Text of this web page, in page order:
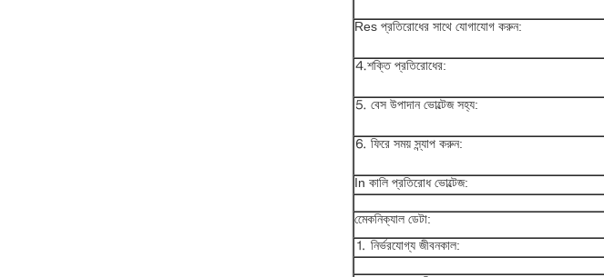
Res প্রতিরোধের সাথে যোগাযোগ করুন:
⒋শক্তি প্রতিরোধের:
⒌ বেস উপাদান ভোল্টেজ সহ্য:
⒍ ফিরে সময় স্ন্যাপ করুন:
In কালি প্রতিরোধ ভোল্টেজ:
মেেকনিক্যাল ডেটা:
⒈ নির্ভরযোগ্য জীবনকাল: